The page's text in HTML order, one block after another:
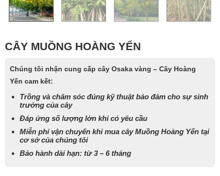
CÂY MUỒNG HOÀNG YẾN
Chúng tôi nhận cung cấp cây Osaka vàng – Cây Hoàng
Yến cam kết:
Trồng và chăm sóc đúng kỹ thuật bảo đảm cho sự sinh
trưởng của cây
Đáp ứng số lượng lớn khi có yêu cầu
Miễn phí vận chuyển khi mua cây Muồng Hoàng Yến tại
cơ sở của chúng tôi
Bảo hành dài hạn: từ 3 – 6 tháng